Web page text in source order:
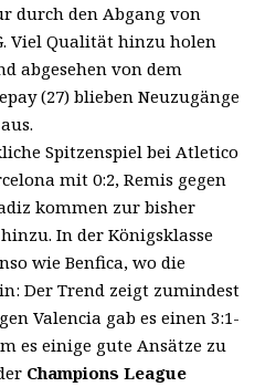
durch den Abgang von
Viel Qualität hinzu holen
abgesehen von dem
(27) blieben Neuzugänge
Spitzenspiel bei Atletico
mit 0:2, Remis gegen
kommen zur bisher
In der Königsklasse
wie Benfica, wo die
Der Trend zeigt zumindest
Valencia gab es einen 3:1-
es einige gute Ansätze zu
Champions League